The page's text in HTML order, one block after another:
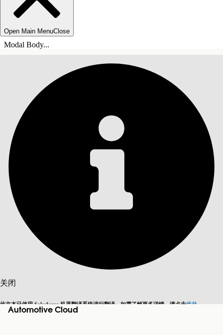
Open Main MenuClose
Modal Body...
关闭
此文本已使用 Salesforce 机器翻译系统进行翻译。如需了解更多详情，请点击此处
切换为英语 而非现在
Automotive Cloud
目录